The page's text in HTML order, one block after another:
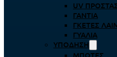
UV
ΓΆΝΤΙΑ
ΓΚΈΤΕΣ
ΓΥΑΛΙΆ
ΥΠΌΔΗΣΗ
ΜΠΌΤΕΣ